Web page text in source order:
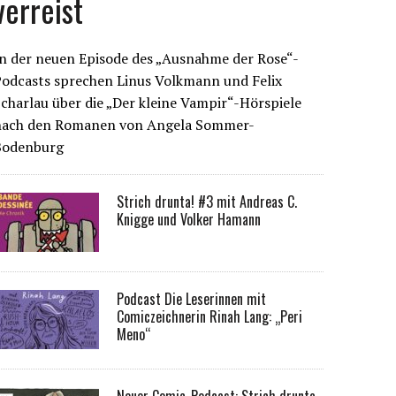
der neuen Episode des „Ausnahme der Rose“-
sprechen Linus Volkmann und Felix
über die „Der kleine Vampir“-Hörspiele
den Romanen von Angela Sommer-
Strich drunta! #3 mit Andreas C.
Knigge und Volker Hamann
Podcast Die Leserinnen mit
Comiczeichnerin Rinah Lang: „Peri
Meno“